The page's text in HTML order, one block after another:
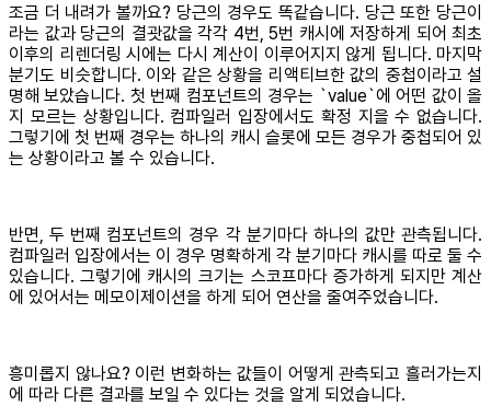
조금 더 내려가 볼까요? 당근의 경우도 똑같습니다. 당근 또한 당근이
라는 값과 당근의 결괏값을 각각 4번, 5번 캐시에 저장하게 되어 최초
이후의 리렌더링 시에는 다시 계산이 이루어지지 않게 됩니다. 마지막
분기도 비슷합니다. 이와 같은 상황을 리액티브한 값의 중첩이라고 설
명해 보았습니다. 첫 번째 컴포넌트의 경우는 `value`에 어떤 값이 올
지 모르는 상황입니다. 컴파일러 입장에서도 확정 지을 수 없습니다.
그렇기에 첫 번째 경우는 하나의 캐시 슬롯에 모든 경우가 중첩되어 있
는 상황이라고 볼 수 있습니다.
반면, 두 번째 컴포넌트의 경우 각 분기마다 하나의 값만 관측됩니다.
컴파일러 입장에서는 이 경우 명확하게 각 분기마다 캐시를 따로 둘 수
있습니다. 그렇기에 캐시의 크기는 스코프마다 증가하게 되지만 계산
에 있어서는 메모이제이션을 하게 되어 연산을 줄여주었습니다.
흥미롭지 않나요? 이런 변화하는 값들이 어떻게 관측되고 흘러가는지
에 따라 다른 결과를 보일 수 있다는 것을 알게 되었습니다.